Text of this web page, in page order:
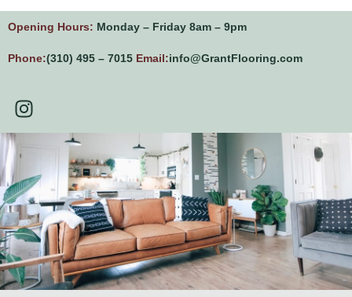
Opening Hours: Monday – Friday 8am – 9pm
Phone:(310) 495 – 7015 Email:info@GrantFlooring.com